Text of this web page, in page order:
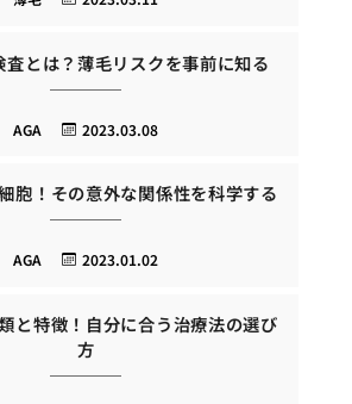
査とは？薄毛リスクを事前に知る
2023.03.08
AGA
胞！その意外な関係性を科学する
2023.01.02
AGA
と特徴！自分に合う治療法の選び
方